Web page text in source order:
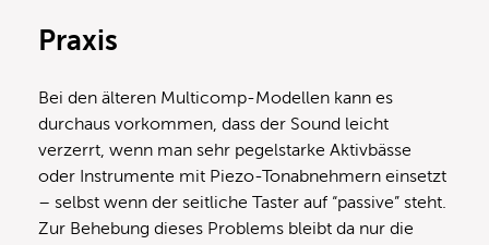
Praxis
Bei den älteren Multicomp-Modellen kann es
durchaus vorkommen, dass der Sound leicht
verzerrt, wenn man sehr pegelstarke Aktivbässe
oder Instrumente mit Piezo-Tonabnehmern einsetzt
– selbst wenn der seitliche Taster auf “passive” steht.
Zur Behebung dieses Problems bleibt da nur die